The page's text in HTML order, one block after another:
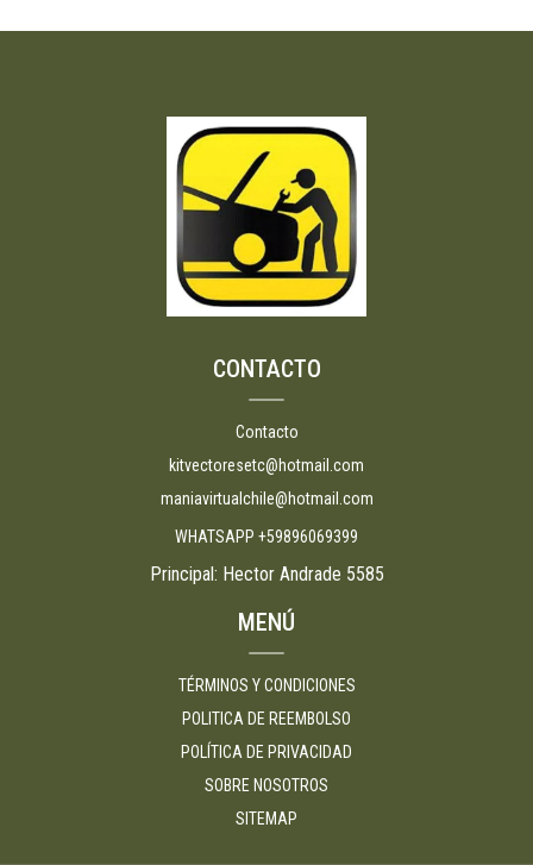
CONTACTO
Contacto
kitvectoresetc@hotmail.com
maniavirtualchile@hotmail.com
WHATSAPP +59896069399
Principal: Hector Andrade 5585
MENÚ
TÉRMINOS Y CONDICIONES
POLITICA DE REEMBOLSO
POLÍTICA DE PRIVACIDAD
SOBRE NOSOTROS
SITEMAP